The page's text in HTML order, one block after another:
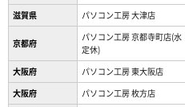
滋賀県 パソコン工房 大津店
京都府
パソコン工房 京都寺町店(水
定休)
大阪府 パソコン工房 東大阪店
大阪府
パソコン工房 枚方店